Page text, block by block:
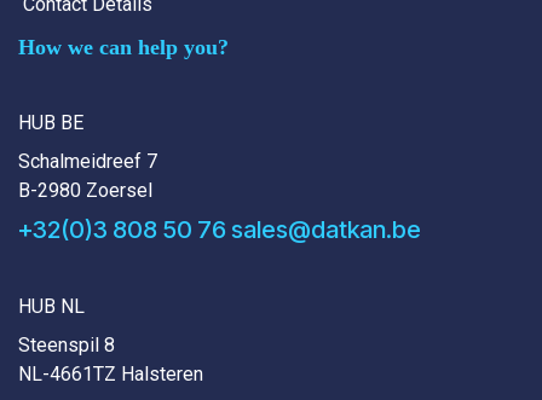
How we can help you?
HUB BE
Schalmeidreef 7
B-2980 Zoersel
+32(0)3 808 50 76 sales@datkan.be
HUB NL
Steenspil 8
NL-4661TZ Halsteren